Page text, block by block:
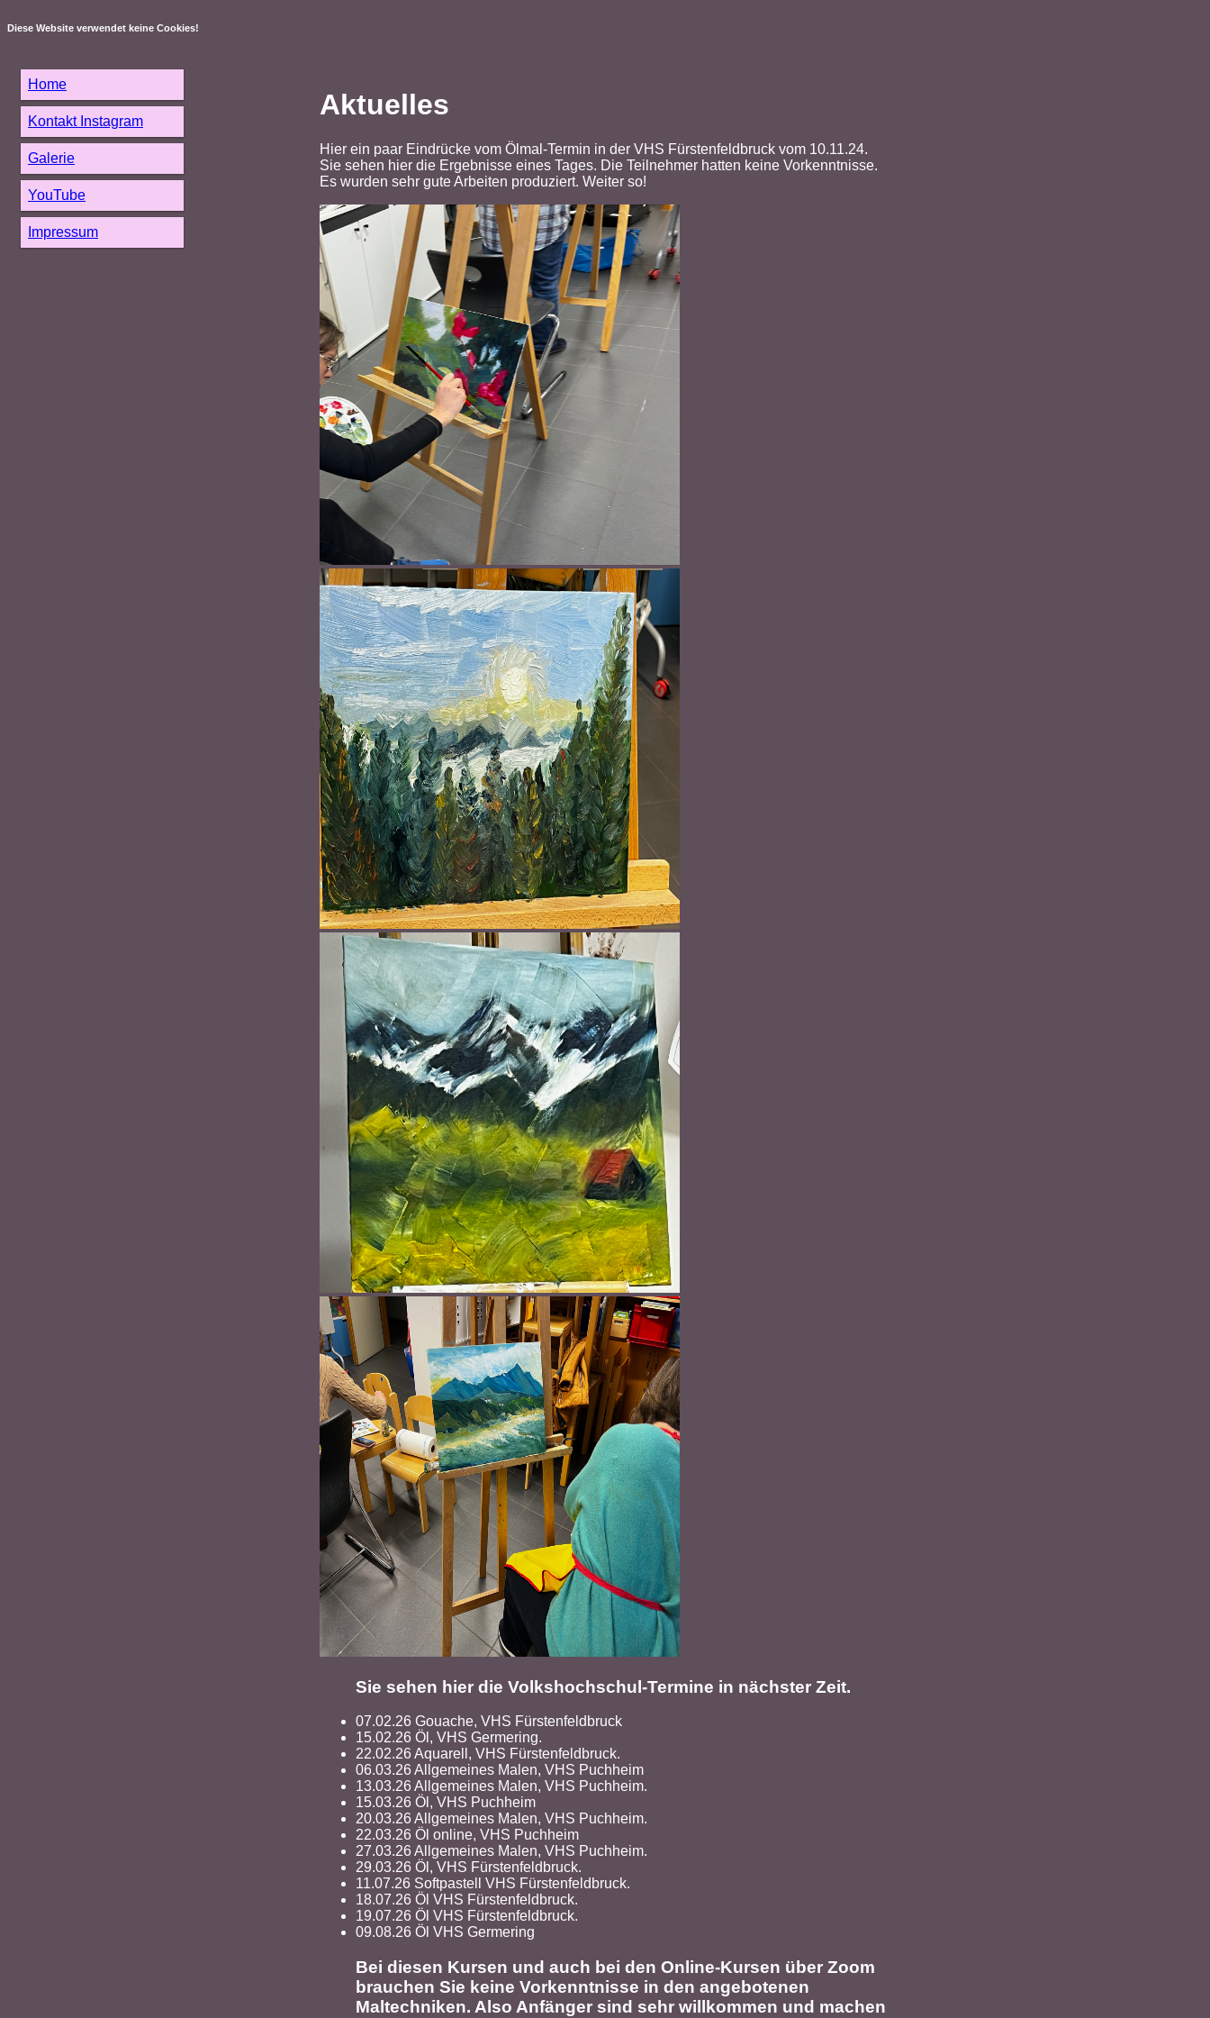
Diese Website verwendet keine Cookies!
Home
Kontakt Instagram
Galerie
YouTube
Impressum
Aktuelles
Hier ein paar Eindrücke vom Ölmal-Termin in der VHS Fürstenfeldbruck vom 10.11.24.
Sie sehen hier die Ergebnisse eines Tages. Die Teilnehmer hatten keine Vorkenntnisse.
Es wurden sehr gute Arbeiten produziert. Weiter so!
Sie sehen hier die Volkshochschul-Termine in nächster Zeit.
07.02.26 Gouache, VHS Fürstenfeldbruck
15.02.26 Öl, VHS Germering.
22.02.26 Aquarell, VHS Fürstenfeldbruck.
06.03.26 Allgemeines Malen, VHS Puchheim
13.03.26 Allgemeines Malen, VHS Puchheim.
15.03.26 Öl, VHS Puchheim
20.03.26 Allgemeines Malen, VHS Puchheim.
22.03.26 Öl online, VHS Puchheim
27.03.26 Allgemeines Malen, VHS Puchheim.
29.03.26 Öl, VHS Fürstenfeldbruck.
11.07.26 Softpastell VHS Fürstenfeldbruck.
18.07.26 Öl VHS Fürstenfeldbruck.
19.07.26 Öl VHS Fürstenfeldbruck.
09.08.26 Öl VHS Germering
Bei diesen Kursen und auch bei den Online-Kursen über Zoom
brauchen Sie keine Vorkenntnisse in den angebotenen
Maltechniken. Also Anfänger sind sehr willkommen und machen